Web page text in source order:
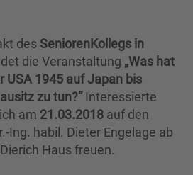
des SeniorenKollegs in
die Veranstaltung „Was hat
USA 1945 auf Japan bis
zu tun?“Interessierte
am 21.03.2018 auf den
Ing. habil. Dieter Engelage ab
Haus freuen.